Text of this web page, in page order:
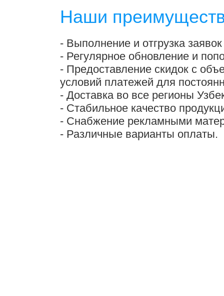
Наши
- Выполнение и отгрузка
- Регулярное обновление и
- Предоставление скидок с
условий платежей для
- Доставка во все регионы
- Стабильное качество
- Снабжение рекламными
- Различные варианты оплаты.